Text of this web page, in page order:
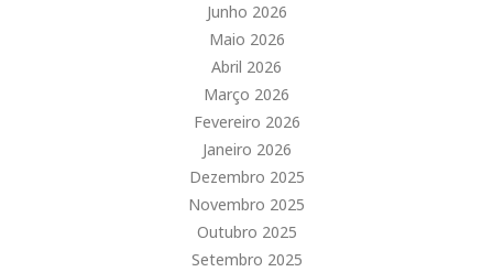
Junho 2026
Maio 2026
Abril 2026
Março 2026
Fevereiro 2026
Janeiro 2026
Dezembro 2025
Novembro 2025
Outubro 2025
Setembro 2025